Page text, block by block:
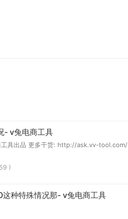
- v兔电商工具
工具出品 更多干货: http://ask.vv-tool.com/
)
种特殊情况那- v兔电商工具